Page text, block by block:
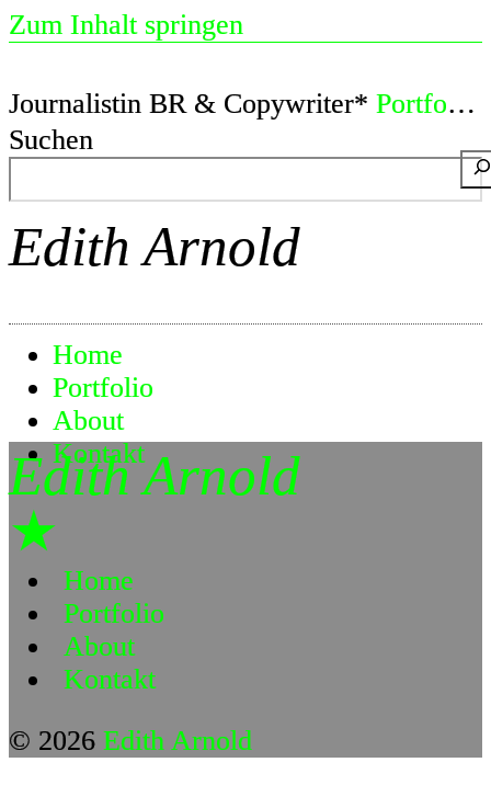
Zum Inhalt springen
Journalistin BR & Copywriter* Portfolio
Suchen
Edith Arnold
Home
Portfolio
About
Kontakt
★
Edith Arnold
Home
Portfolio
About
Kontakt
© 2026 Edith Arnold